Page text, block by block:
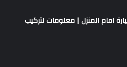
امام المنزل | معلومات لتركيب